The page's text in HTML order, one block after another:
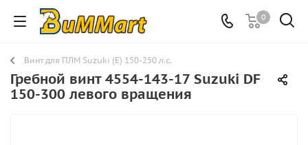
0
Винт для ПЛМ Suzuki (E) 150-250 л.с.
Гребной винт 4554-143-17 Suzuki DF
150-300 левого вращения